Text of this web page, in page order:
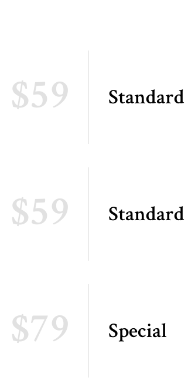
$59 Standard
$59 Standard
$79 Special